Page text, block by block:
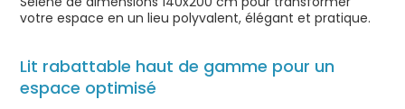
votre espace en un lieu polyvalent, élégant et pratique.
Lit rabattable haut de gamme pour un
espace optimisé